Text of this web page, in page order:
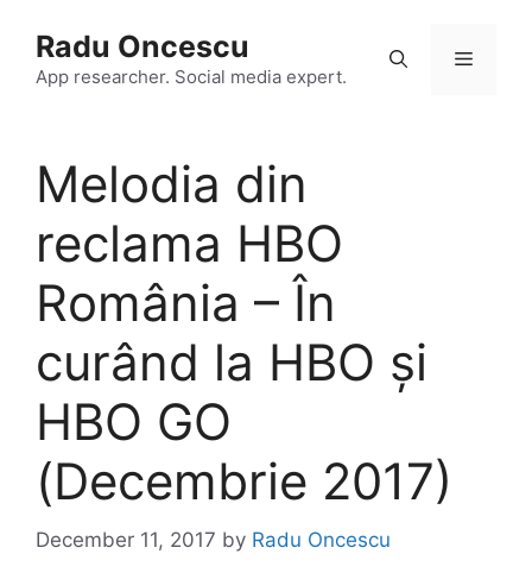
content
Radu Oncescu
App researcher. Social media expert.
Menu
Melodia din
reclama HBO
România – În
curând la HBO și
HBO GO
(Decembrie 2017)
December 11, 2017 by Radu Oncescu